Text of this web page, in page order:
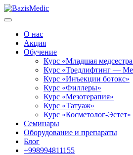
О нас
Акция
Обучение
Курс «Младшая
Курс «Тредлифтинг —
Курс «Инъекции ботокс»
Курс «Филлеры»
Курс «Мезотерапия»
Курс «Татуаж»
Курс «Косметолог-Эстет»
Семинары
Оборудование и препараты
Блог
+998994811155